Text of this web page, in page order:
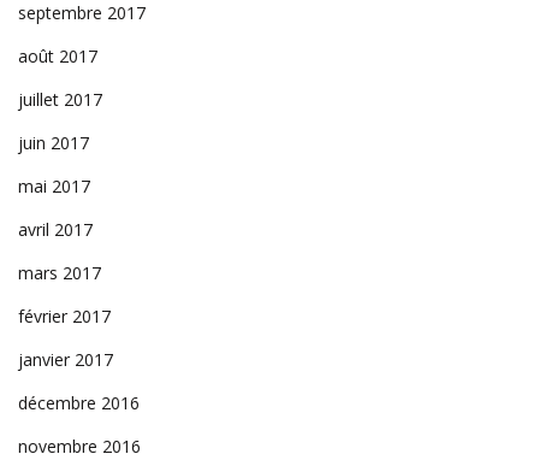
septembre 2017
août 2017
juillet 2017
juin 2017
mai 2017
avril 2017
mars 2017
février 2017
janvier 2017
décembre 2016
novembre 2016